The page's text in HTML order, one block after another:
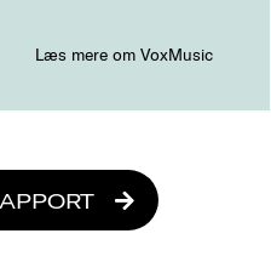
Læs mere om VoxMusic